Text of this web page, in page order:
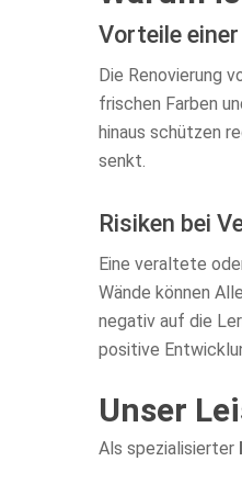
Vorteile
Die Renovierung
frischen Farben
hinaus schützen
senkt.
Risiken bei
Eine veraltete
Wände können
negativ auf die
positive
Unser
Als spezialisierter